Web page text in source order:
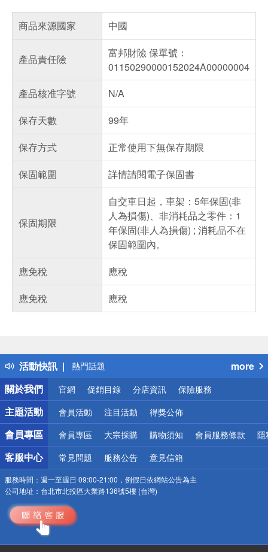
商品來源國家 中國
產品責任險
富邦財險 保單號：
01150290000152024A00000004
產品核准字號
N/A
保存天數
99年
保存方式
正常使用下無保存期限
保固範圍
詳情請閱電子保固書
保固期限
自交車日起，車架：5年保固(非
人為損傷)、非消耗品之零件：1
年保固(非人為損傷) ; 消耗品不在
保固範圍內。
應免稅
應稅
應免稅
應稅
活動快訊
得獎公告
熱門話題
銀行優惠
偏遠地區配送
詐騙網頁！請小心！
more
關於我們
官網 促銷目錄 分店資訊 保險服務
主題活動 會員活動 注目活動 得獎公佈
會員專區 會員專區 大宗採購 購物須知 會員服務條款 隱
客服中心 常見問題 服務公告 意見信箱
服務時間： 週一至週日 09:00-21:00，例假日依網站公告為主
公司地址： 台北市北投區大業路136號5樓 (台灣)